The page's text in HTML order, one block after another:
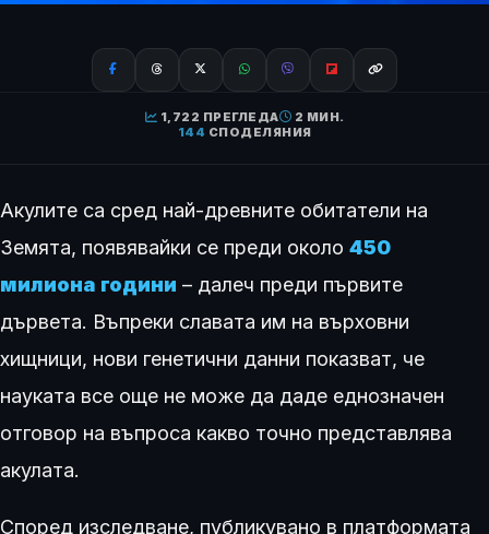
1,722 ПРЕГЛЕДА
2 МИН.
144 СПОДЕЛЯНИЯ
Акулите са сред най-древните обитатели на
Земята, появявайки се преди около 450
милиона години – далеч преди първите
дървета. Въпреки славата им на върховни
хищници, нови генетични данни показват, че
науката все още не може да даде еднозначен
отговор на въпроса какво точно представлява
акулата.
Според изследване, публикувано в платформата